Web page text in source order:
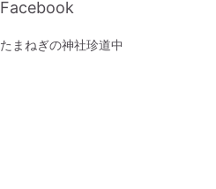
Facebook
たまねぎの神社珍道中